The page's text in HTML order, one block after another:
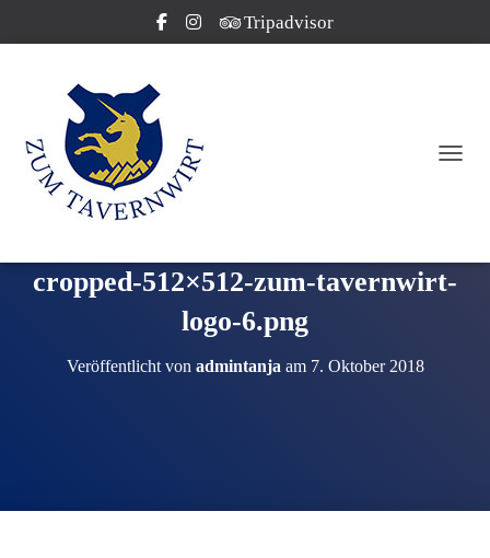
Tripadvisor
cropped-512×512-zum-tavernwirt-
logo-6.png
Veröffentlicht von admintanja am 7. Oktober 2018